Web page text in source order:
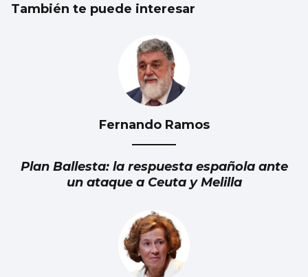
También te puede interesar
Fernando Ramos
Plan Ballesta: la respuesta española ante
un ataque a Ceuta y Melilla